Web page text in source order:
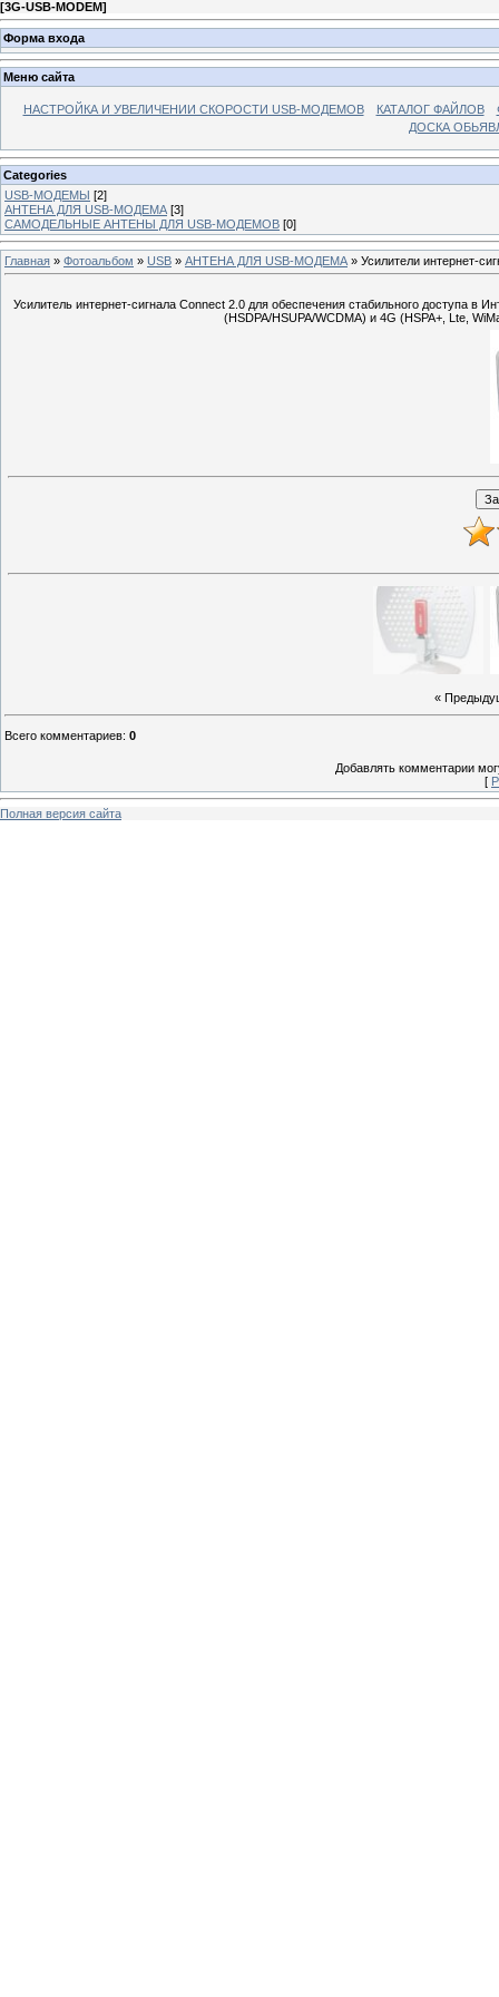
[3G-USB-MODEM]
Форма входа
Меню сайта
НАСТРОЙКА И УВЕЛИЧЕНИИ СКОРОСТИ USB-МОДЕМОВ КАТАЛОГ ФАЙЛОВ
ДОСКА
Categories
USB-МОДЕМЫ [2]
АНТЕНА ДЛЯ USB-МОДЕМА [3]
САМОДЕЛЬНЫЕ АНТЕНЫ ДЛЯ USB-МОДЕМОВ [0]
Главная » Фотоальбом » USB » АНТЕНА ДЛЯ USB-МОДЕМА » Усилители интернет-
Усилитель интернет-сигнала Connect 2.0 для обеспечения стабильного доступа в
(HSDPA/HSUPA/WCDMA) и 4G (HSPA+, Lte,
«
Всего комментариев: 0
Добавлять комментарии
[
Полная версия сайта